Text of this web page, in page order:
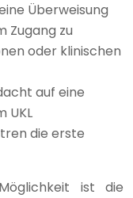
Überweisung
Zugang zu
oder klinischen
auf eine
UKL
die erste
ist die